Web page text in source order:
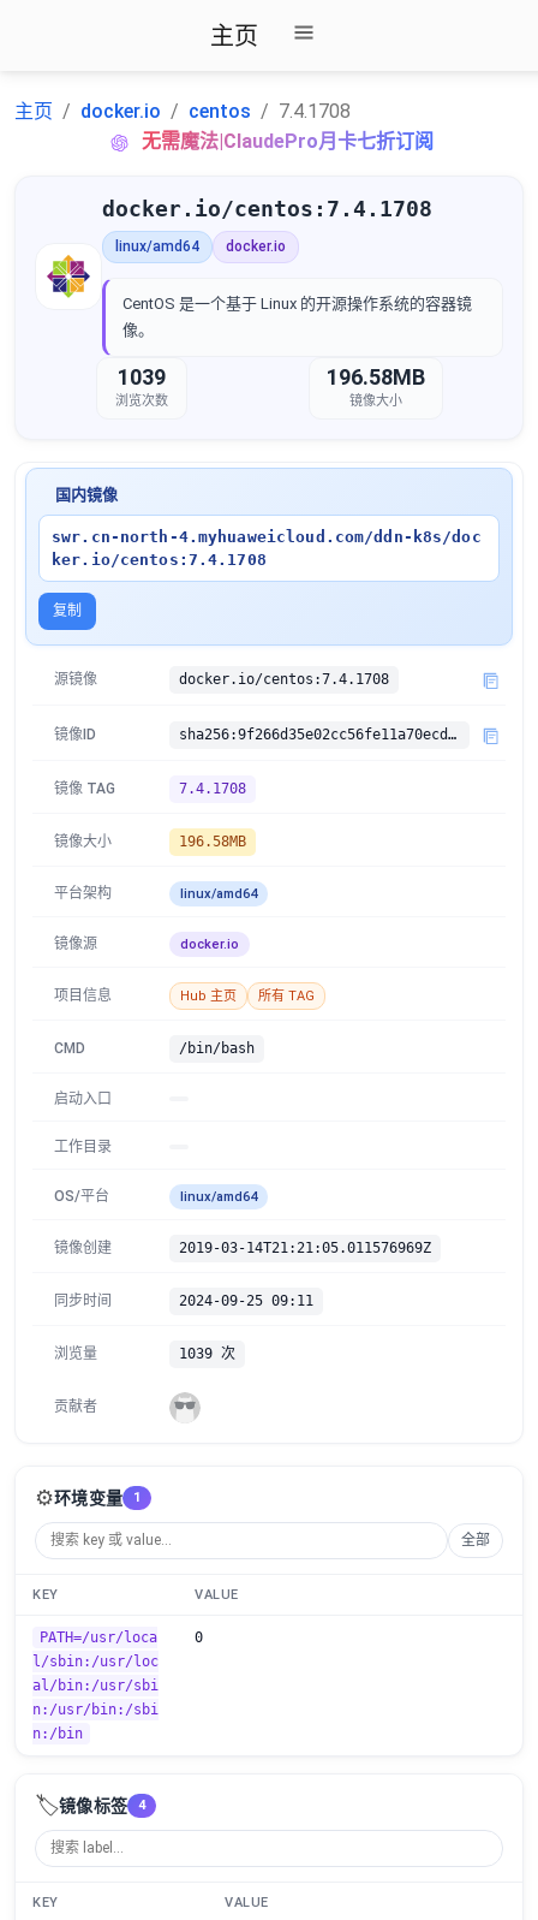
主页
主页 docker.io centos
7.4.1708
无需魔法|ClaudePro月卡七折订阅
docker.io/centos:7.4.1708
linux/amd64 docker.io
CentOS 是一个基于 Linux 的开源操作系统的容器镜
像。
1039
浏览次数
196.58MB
镜像大小
国内镜像
swr.cn-north-4.myhuaweicloud.com/ddn-k8s/doc
ker.io/centos:7.4.1708
复制
源镜像 docker.io/centos:7.4.1708
镜像ID sha256:9f266d35e02cc56fe11a70ecdbe918ea091d828736521c91dda4cc0c287856a9
镜像 TAG 7.4.1708
镜像大小 196.58MB
平台架构 linux/amd64
镜像源 docker.io
项目信息 Hub 主页 所有 TAG
CMD /bin/bash
启动入口
工作目录
OS/平台 linux/amd64
镜像创建 2019-03-14T21:21:05.011576969Z
同步时间 2024-09-25 09:11
浏览量 1039 次
贡献者
⚙️环境变量 1
全部
KEY VALUE
PATH=/usr/loca
l/sbin:/usr/loc
al/bin:/usr/sbi
n:/usr/bin:/sbi
n:/bin
0
🏷️镜像标签 4
KEY VALUE